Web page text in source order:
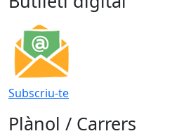
Subscriu-te
Plànol / Carrers